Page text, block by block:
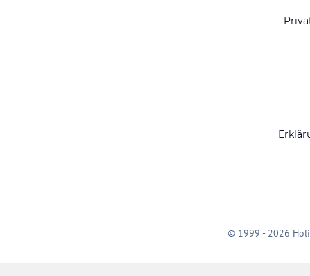
© 1999 - 2026